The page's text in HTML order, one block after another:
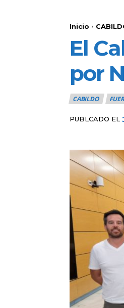
Inicio
El
por
CABILDO
PUBLCADO EL